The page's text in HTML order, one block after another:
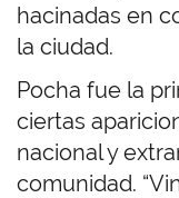
hacinadas en
la ciudad.
Pocha fue la
ciertas
nacional y
comunidad.